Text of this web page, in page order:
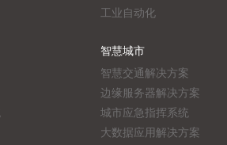
工业自动化
智慧城市
智慧交通解决方案
边缘服务器解决方案
城市应急指挥系统
大数据应用解决方案